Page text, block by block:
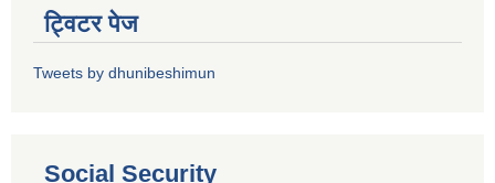
ट्विटर पेज
Tweets by dhunibeshimun
Social Security